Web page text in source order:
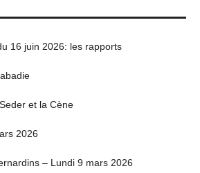
16 juin 2026: les rapports
et la Cène
2026
– Lundi 9 mars 2026